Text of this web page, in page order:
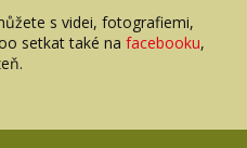
s videi, fotografiemi,
setkat také na facebooku,